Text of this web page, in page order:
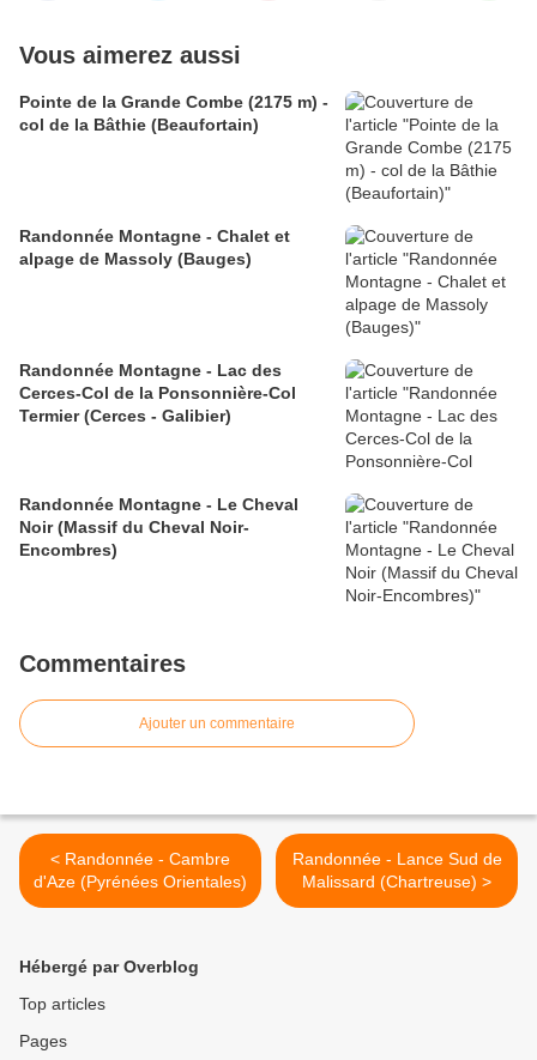
Vous aimerez aussi
Pointe de la Grande Combe (2175 m) -
col de la Bâthie (Beaufortain)
Randonnée Montagne - Chalet et
alpage de Massoly (Bauges)
Randonnée Montagne - Lac des
Cerces-Col de la Ponsonnière-Col
Termier (Cerces - Galibier)
Randonnée Montagne - Le Cheval
Noir (Massif du Cheval Noir-
Encombres)
Commentaires
Ajouter un commentaire
< Randonnée - Cambre
d'Aze (Pyrénées Orientales)
Randonnée - Lance Sud de
Malissard (Chartreuse) >
Hébergé par Overblog
Top articles
Pages